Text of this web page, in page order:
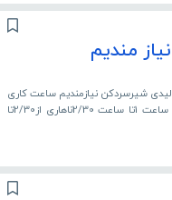
مندیم
شیرسردکن نیازمندیم ساعت کاری
به این صورت هست از ساعت 9صبح تا یک به ظهر از ساعت 1تا ساعت 2/30ناهاری از2/30تا